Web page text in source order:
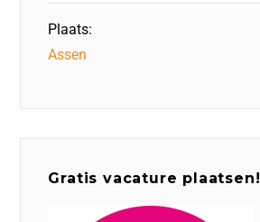
Plaats:
Assen
Gratis vacature plaatsen!